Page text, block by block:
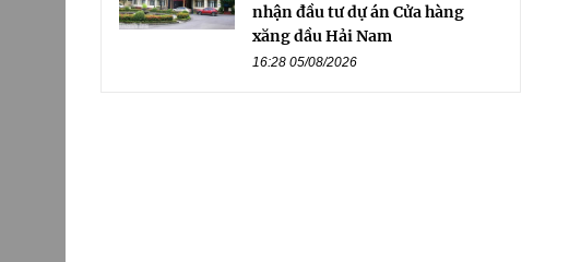
nhận đầu tư dự án Cửa hàng
xăng dầu Hải Nam
16:28 05/08/2026